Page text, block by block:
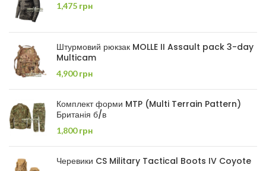
1,475 грн
Штурмовий рюкзак MOLLE II Assault pack 3-day
Multicam
4,900грн
Комплект форми MTP (Multi Terrain Pattern)
Британія б/в
1,800грн
Черевики CS Military Tactical Boots IV Coyote